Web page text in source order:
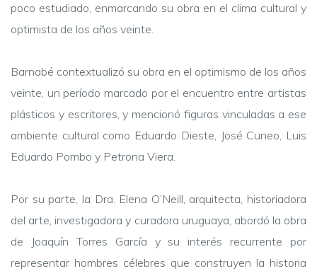
poco estudiado, enmarcando su obra en el clima cultural y
optimista de los años veinte.
Barnabé contextualizó su obra en el optimismo de los años
veinte, un período marcado por el encuentro entre artistas
plásticos y escritores, y mencionó figuras vinculadas a ese
ambiente cultural como Eduardo Dieste, José Cuneo, Luis
Eduardo Pombo y Petrona Viera.
Por su parte, la Dra. Elena O’Neill, arquitecta, historiadora
del arte, investigadora y curadora uruguaya, abordó la obra
de Joaquín Torres García y su interés recurrente por
representar hombres célebres que construyen la historia